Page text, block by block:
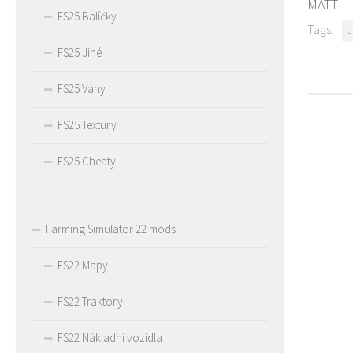
MATT
Tags:
FS25 Balíčky
FS25 Jiné
FS25 Váhy
FS25 Textury
FS25 Cheaty
Farming Simulator 22 mods
FS22 Mapy
FS22 Traktory
FS22 Nákladní vozidla